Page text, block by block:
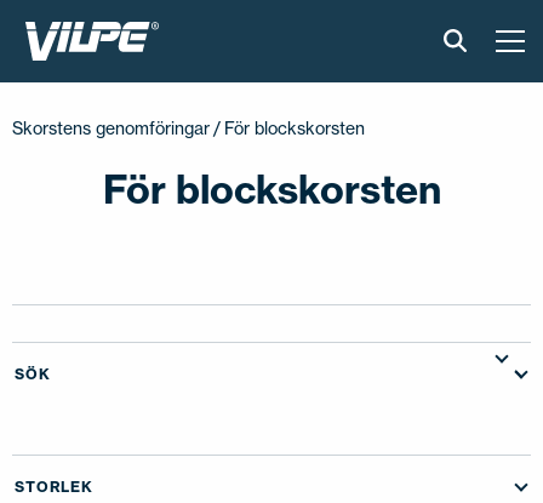
AKTUELLT
ÅTERFÖRSÄLJARE
Skorstens genomföringar / För blockskorsten
För blockskorsten
SÖK
STORLEK